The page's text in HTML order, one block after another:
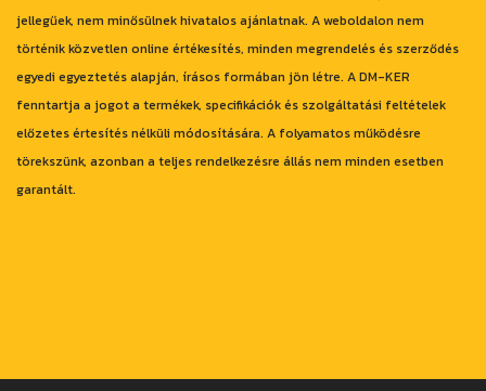
jellegűek, nem minősülnek hivatalos ajánlatnak. A weboldalon nem
történik közvetlen online értékesítés, minden megrendelés és szerződés
egyedi egyeztetés alapján, írásos formában jön létre. A DM-KER
fenntartja a jogot a termékek, specifikációk és szolgáltatási feltételek
előzetes értesítés nélküli módosítására. A folyamatos működésre
törekszünk, azonban a teljes rendelkezésre állás nem minden esetben
garantált.